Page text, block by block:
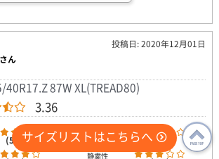
投稿日: 2020年12月01日
ん
40R17.Z 87W XL(TREAD80)
3.36
(5.0) ウェット性能 (4.0)
静粛性
サイズリストはこちらへ